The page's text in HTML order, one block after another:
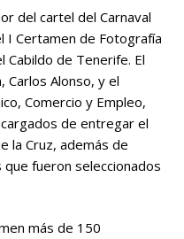
del cartel del Carnaval
I Certamen de Fotografía
de Tenerife. El
Carlos Alonso, y el
Comercio y Empleo,
de entregar el
la Cruz, además de
fueron seleccionados
más de 150